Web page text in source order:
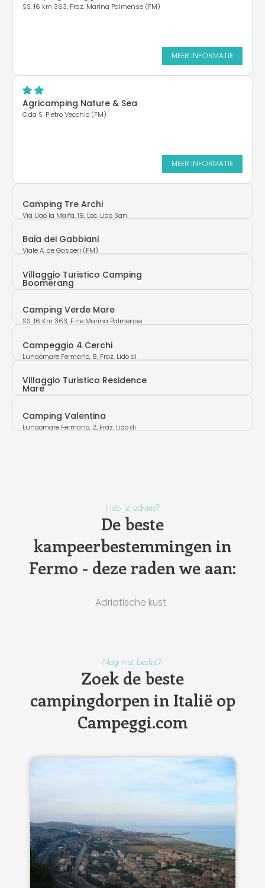
SS. 16 km 363, Fraz. Marina Palmense (FM)
MEER INFORMATIE
Agricamping Nature & Sea
C.da S. Pietro Vecchio (FM)
MEER INFORMATIE
Camping Tre Archi
Via Ugo la Malfa, 19, Loc. Lido San
Baia dei Gabbiani
Viale A. de Gasperi (FM)
Villaggio Turistico Camping
Boomerang
Fermo (FM)
Camping Verde Mare
SS. 16 Km 363, F.ne Marina Palmense
Campeggio 4 Cerchi
Lungomare Fermano, 8, Fraz. Lido di
Villaggio Turistico Residence
Mare
Camping Valentina
Lungomare Fermano, 2, Fraz. Lido di
Heb je advies?
De beste
kampeerbestemmingen in
Fermo - deze raden we aan:
Adriatische kust
Nog niet beslist?
Zoek de beste
campingdorpen in Italië op
Campeggi.com